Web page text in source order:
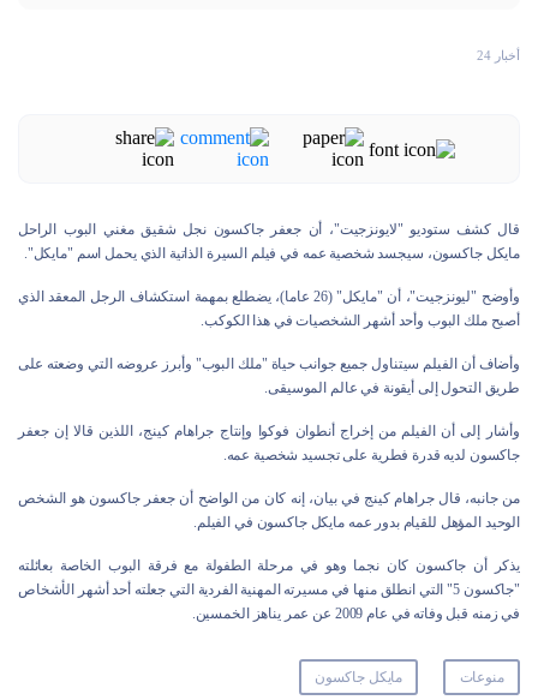
أخبار 24
قال كشف ستوديو "لايونزجيت"، أن جعفر جاكسون نجل شقيق مغني البوب الراحل
مايكل جاكسون، سيجسد شخصية عمه في فيلم السيرة الذاتية الذي يحمل اسم "مايكل".
وأوضح "ليونزجيت"، أن "مايكل" (26 عاما)، يضطلع بمهمة استكشاف الرجل المعقد الذي
أصبح ملك البوب وأحد أشهر الشخصيات في هذا الكوكب.
وأضاف أن الفيلم سيتناول جميع جوانب حياة "ملك البوب" وأبرز عروضه التي وضعته على
طريق التحول إلى أيقونة في عالم الموسيقى.
وأشار إلى أن الفيلم من إخراج أنطوان فوكوا وإنتاج جراهام كينج، اللذين قالا إن جعفر
جاكسون لديه قدرة فطرية على تجسيد شخصية عمه.
من جانبه، قال جراهام كينج في بيان، إنه كان من الواضح أن جعفر جاكسون هو الشخص
الوحيد المؤهل للقيام بدور عمه مايكل جاكسون في الفيلم.
يذكر أن جاكسون كان نجما وهو في مرحلة الطفولة مع فرقة البوب الخاصة بعائلته
"جاكسون 5" التي انطلق منها في مسيرته المهنية الفردية التي جعلته أحد أشهر الأشخاص
في زمنه قبل وفاته في عام 2009 عن عمر يناهز الخمسين.
منوعات مايكل جاكسون